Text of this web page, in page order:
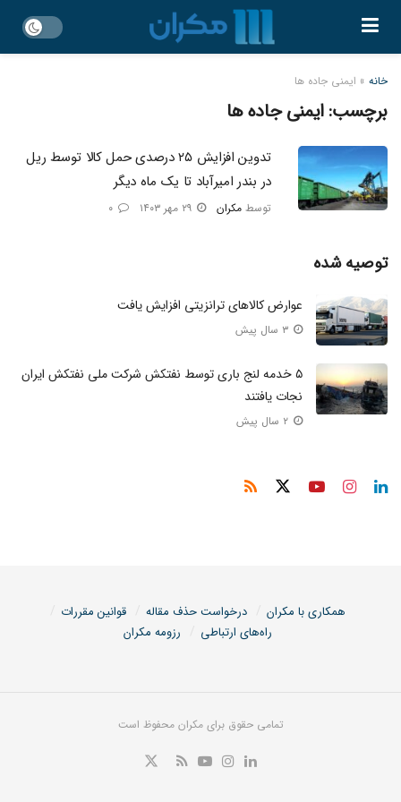
خانه » ایمنی جاده ها
برچسب:ایمنی جاده ها
تدوین افزایش ۲۵ درصدی حمل کالا توسط ریل
در بندر امیرآباد تا یک ماه دیگر
توسط مکران
توصیه شده
عوارض کالاهای ترانزیتی افزایش یافت
۵ خدمه لنج باری توسط نفتکش شرکت ملی نفتکش ایران
نجات یافتند
همکاری با مکران درخواست حذف مقاله
قوانین مقررات
راه‌های ارتباطی
رزومه مکران
تمامی حقوق برای مکران محفوظ است